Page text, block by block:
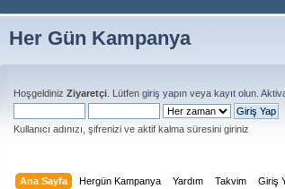
Her Gün Kampanya
Hoşgeldiniz Ziyaretçi . Lütfen giriş yapın veya kayıt olun
Kullanıcı adınızı, şifrenizi ve aktif kalma süresini giriniz
Ana Sayfa Hergün Kampanya Yardım Takvim Giriş